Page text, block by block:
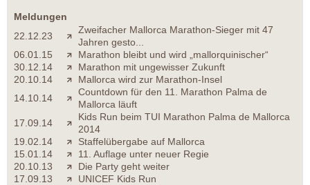
Meldungen
22.12.23
Zweifacher Mallorca Marathon-Sieger mit 47
Jahren gesto...
06.01.15
Marathon bleibt und wird „mallorquinischer“
30.12.14
Marathon mit ungewisser Zukunft
20.10.14
Mallorca wird zur Marathon-Insel
14.10.14
Countdown für den 11. Marathon Palma de
Mallorca läuft
17.09.14
Kids Run beim TUI Marathon Palma de Mallorca
2014
19.02.14
Staffelübergabe auf Mallorca
15.01.14
11. Auflage unter neuer Regie
20.10.13
Die Party geht weiter
17.09.13
UNICEF Kids Run